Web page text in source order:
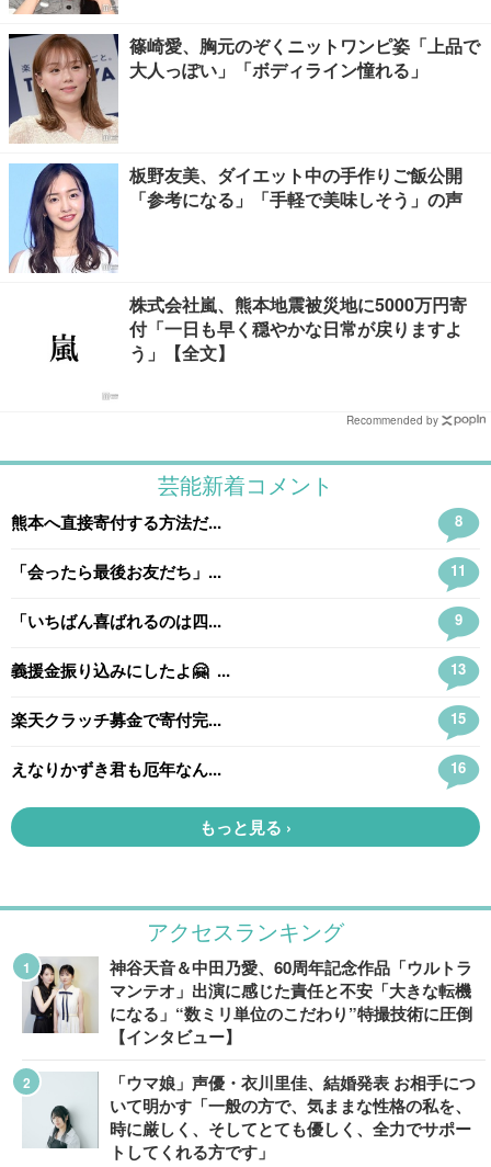
篠崎愛、胸元のぞくニットワンピ姿「上品で
大人っぽい」「ボディライン憧れる」
板野友美、ダイエット中の手作りご飯公開
「参考になる」「手軽で美味しそう」の声
株式会社嵐、熊本地震被災地に5000万円寄
付「一日も早く穏やかな日常が戻りますよ
う」【全文】
Recommended by
アクセスランキング
神谷天音＆中田乃愛、60周年記念作品「ウルトラ
マンテオ」出演に感じた責任と不安「大きな転機
になる」“数ミリ単位のこだわり”特撮技術に圧倒
【インタビュー】
「ウマ娘」声優・衣川里佳、結婚発表 お相手につ
いて明かす「一般の方で、気ままな性格の私を、
時に厳しく、そしてとても優しく、全力でサポー
トしてくれる方です」